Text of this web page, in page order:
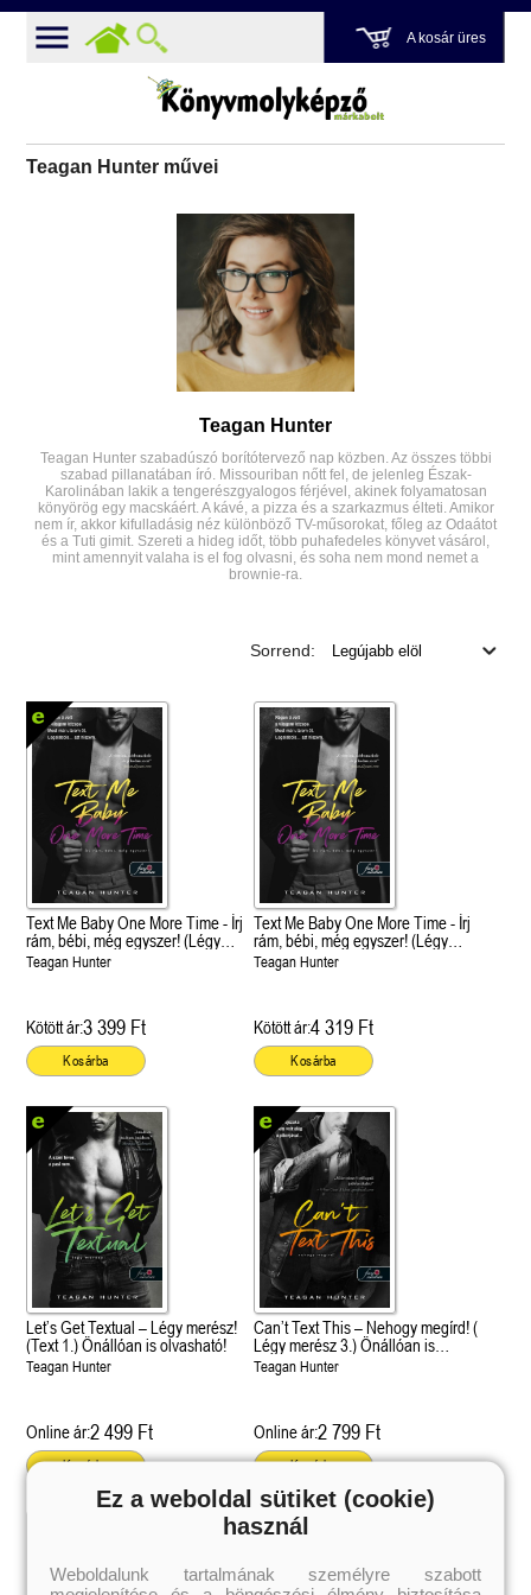
A kosár üres
Teagan Hunter művei
Grace and Glory - Kegyelem és
Különleges éldekorált kiadás! Elle Kennedy
Teagan Hunter
Teagan Hunter szabadúszó borítótervező nap közben. Az összes többi
szabad pillanatában író. Missouriban nőtt fel, de jelenleg Észak-
Karolinában lakik a tengerészgyalogos férjével, akinek folyamatosan
könyörög egy macskáért. A kávé, a pizza és a szarkazmus élteti. Amikor
nem ír, akkor kifulladásig néz különböző TV-műsorokat, főleg az Odaátot
és a Tuti gimit. Szereti a hideg időt, több puhafedeles könyvet vásárol,
mint amennyit valaha is el fog olvasni, és soha nem mond nemet a
brownie-ra.
Sorrend:
Text Me Baby One More Time - Írj
rám, bébi, még egyszer! (Légy
merész! 4.)
Teagan Hunter
Kötött ár:3 399 Ft
Kosárba
Text Me Baby One More Time - Írj
rám, bébi, még egyszer! (Légy
merész! 4.)
Teagan Hunter
Kötött ár:4 319 Ft
Kosárba
Let’s Get Textual – Légy merész!
(Text 1.) Önállóan is olvasható!
Teagan Hunter
Online ár:2 499 Ft
Kosárba
Can’t Text This – Nehogy megírd! (
Légy merész 3.) Önállóan is
olvasható!
Teagan Hunter
Online ár:2 799 Ft
Kosárba
Ez a weboldal sütiket (cookie)
használ
Weboldalunk tartalmának személyre szabott